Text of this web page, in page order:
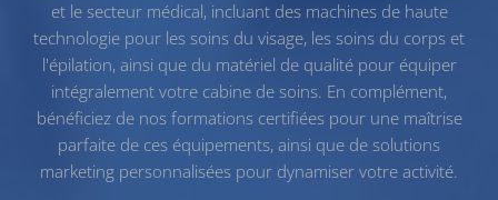
et le secteur médical, incluant des machines de haute
technologie pour les soins du visage, les soins du corps et
l'épilation, ainsi que du matériel de qualitépour équiper
intégralement votre cabine de soins. En complément,
bénéficiez de nos formations certifiéespour une maîtrise
parfaite de ces équipements, ainsi que de solutions
marketing personnalisées pour dynamiser votre activité.